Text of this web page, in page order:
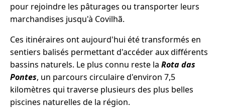
pour rejoindre les pâturages ou transporter leurs
marchandises jusqu'à Covilhã.
Ces itinéraires ont aujourd'hui été transformés en
sentiers balisés permettant d'accéder aux différents
bassins naturels. Le plus connu reste la Rota das
Pontes, un parcours circulaire d'environ 7,5
kilomètres qui traverse plusieurs des plus belles
piscines naturelles de la région.